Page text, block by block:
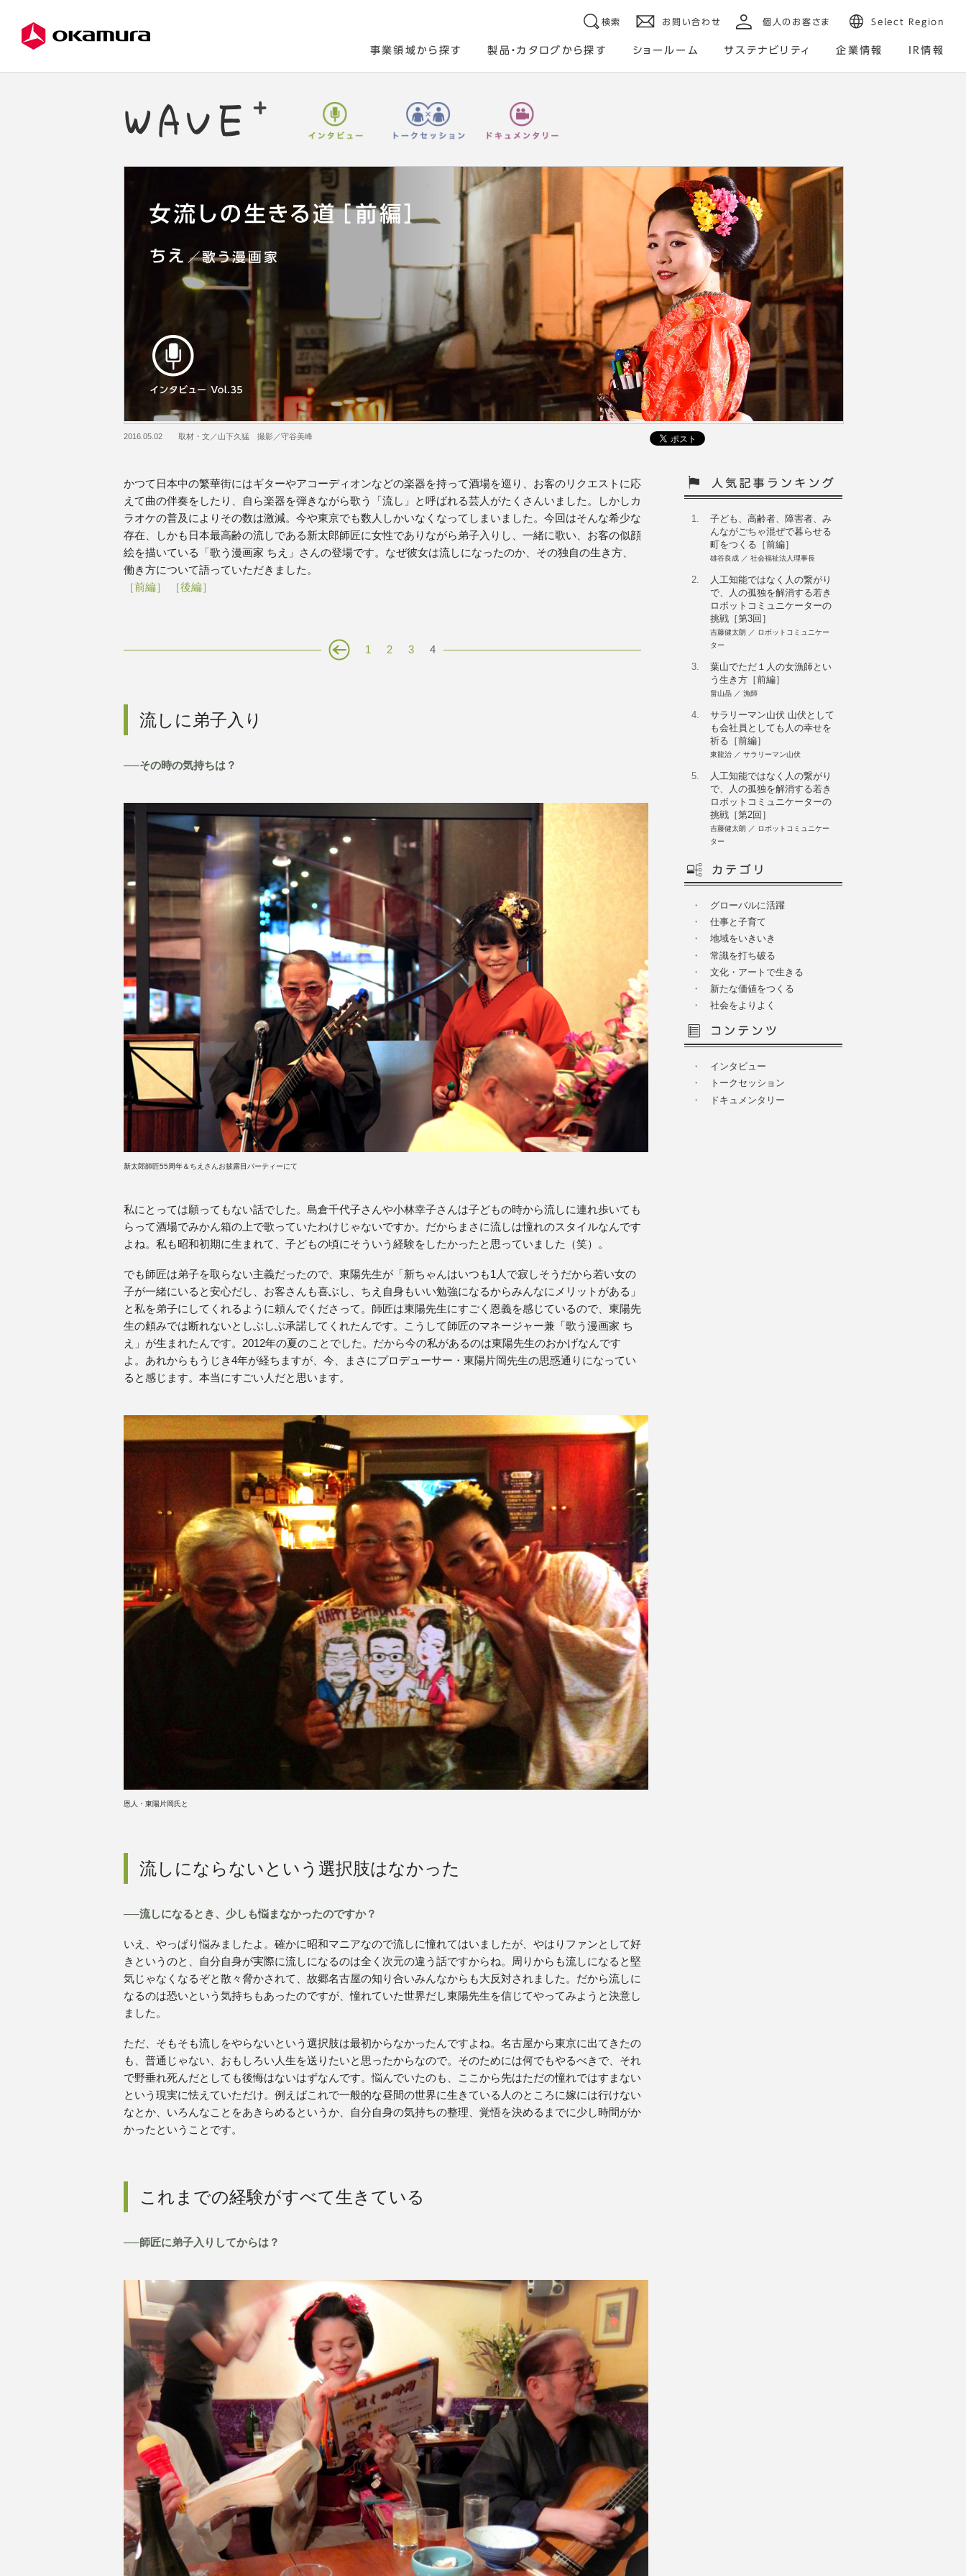
検索 お問い合わせ 個人のお客さま Select Region
事業領域から探す 製品・カタログから探す ショールーム サステナビリティ 企業情報 IR情報
2016.05.02 取材・文／山下久猛 撮影／守谷美峰
かつて日本中の繁華街にはギターやアコーディオンなどの楽器を持って酒場を巡り、お客のリクエストに応
えて曲の伴奏をしたり、自ら楽器を弾きながら歌う「流し」と呼ばれる芸人がたくさんいました。しかしカ
ラオケの普及によりその数は激減。今や東京でも数人しかいなくなってしまいました。今回はそんな希少な
存在、しかも日本最高齢の流しである新太郎師匠に女性でありながら弟子入りし、一緒に歌い、お客の似顔
絵を描いている「歌う漫画家 ちえ」さんの登場です。なぜ彼女は流しになったのか、その独自の生き方、
働き方について語っていただきました。
［前編］
［後編］
1 2 3 4
流しに弟子入り
──その時の気持ちは？
新太郎師匠55周年＆ちえさんお披露目パーティーにて
私にとっては願ってもない話でした。島倉千代子さんや小林幸子さんは子どもの時から流しに連れ歩いても
らって酒場でみかん箱の上で歌っていたわけじゃないですか。だからまさに流しは憧れのスタイルなんです
よね。私も昭和初期に生まれて、子どもの頃にそういう経験をしたかったと思っていました（笑）。
でも師匠は弟子を取らない主義だったので、東陽先生が「新ちゃんはいつも1人で寂しそうだから若い女の
子が一緒にいると安心だし、お客さんも喜ぶし、ちえ自身もいい勉強になるからみんなにメリットがある」
と私を弟子にしてくれるように頼んでくださって。師匠は東陽先生にすごく恩義を感じているので、東陽先
生の頼みでは断れないとしぶしぶ承諾してくれたんです。こうして師匠のマネージャー兼「歌う漫画家 ち
え」が生まれたんです。2012年の夏のことでした。だから今の私があるのは東陽先生のおかげなんです
よ。あれからもうじき4年が経ちますが、今、まさにプロデューサー・東陽片岡先生の思惑通りになってい
ると感じます。本当にすごい人だと思います。
恩人・東陽片岡氏と
流しにならないという選択肢はなかった
──流しになるとき、少しも悩まなかったのですか？
いえ、やっぱり悩みましたよ。確かに昭和マニアなので流しに憧れてはいましたが、やはりファンとして好
きというのと、自分自身が実際に流しになるのは全く次元の違う話ですからね。周りからも流しになると堅
気じゃなくなるぞと散々脅かされて、故郷名古屋の知り合いみんなからも大反対されました。だから流しに
なるのは恐いという気持ちもあったのですが、憧れていた世界だし東陽先生を信じてやってみようと決意し
ました。
ただ、そもそも流しをやらないという選択肢は最初からなかったんですよね。名古屋から東京に出てきたの
も、普通じゃない、おもしろい人生を送りたいと思ったからなので。そのためには何でもやるべきで、それ
で野垂れ死んだとしても後悔はないはずなんです。悩んでいたのも、ここから先はただの憧れではすまない
という現実に怯えていただけ。例えばこれで一般的な昼間の世界に生きている人のところに嫁には行けない
なとか、いろんなことをあきらめるというか、自分自身の気持ちの整理、覚悟を決めるまでに少し時間がか
かったということです。
これまでの経験がすべて生きている
──師匠に弟子入りしてからは？
1.
子ども、高齢者、障害者、み
んながごちゃ混ぜで暮らせる
町をつくる［前編］
雄谷良成 ／ 社会福祉法人理事長
2.
人工知能ではなく人の繋がり
で、人の孤独を解消する若き
ロボットコミュニケーターの
挑戦［第3回］
吉藤健太朗 ／ ロボットコミュニケー
ター
3.
葉山でただ１人の女漁師とい
う生き方［前編］
畠山晶 ／ 漁師
4.
サラリーマン山伏 山伏として
も会社員としても人の幸せを
祈る［前編］
東龍治 ／ サラリーマン山伏
5.
人工知能ではなく人の繋がり
で、人の孤独を解消する若き
ロボットコミュニケーターの
挑戦［第2回］
吉藤健太朗 ／ ロボットコミュニケー
ター
・
グローバルに活躍
・
仕事と子育て
・
地域をいきいき
・
常識を打ち破る
・
文化・アートで生きる
・
新たな価値をつくる
・
社会をよりよく
・
インタビュー
・
トークセッション
・
ドキュメンタリー